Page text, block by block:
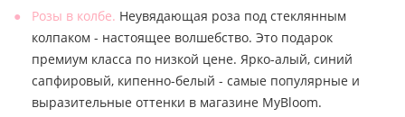
Розы в колбе. Неувядающая роза под стеклянным
колпаком - настоящее волшебство. Это подарок
премиум класса по низкой цене. Ярко-алый, синий
сапфировый, кипенно-белый - самые популярные и
выразительные оттенки в магазине MyBloom.